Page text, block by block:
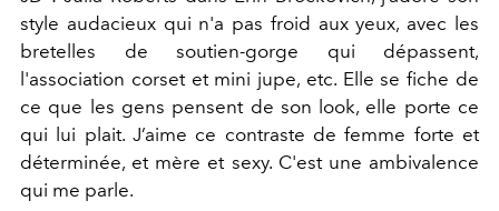
style audacieux qui n'a pas froid aux yeux, avec les
bretelles de soutien-gorge qui dépassent,
l'association corset et mini jupe, etc. Elle se fiche de
ce que les gens pensent de son look, elle porte ce
qui lui plait. J’aime ce contraste de femme forte et
déterminée, et mère et sexy. C'est une ambivalence
qui me parle.